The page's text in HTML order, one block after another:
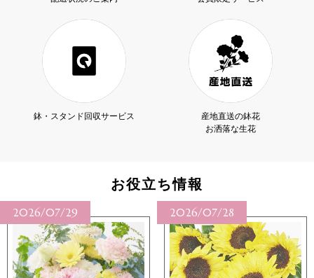
鉢・スタンド回収サービス
産地直送の鉢花
お洒落な生花
お役立ち情報
2026/07/28 2026/07/27